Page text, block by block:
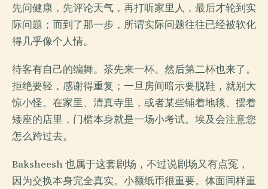
先问健康，先评论天气，再打听家里人，最后才轮到实
际问题；而到了那一步，所谓实际问题往往已经被软化
得几乎像个人情。
待客有自己的编舞。茶先来一杯。然后第二杯也来了。
拒绝要轻，感谢得重复；一旦房间暗示要脱鞋，就别大
惊小怪。在家里、清真寺里，或者某些铺着地毯、摆着
矮座的店里，门槛本身就是一场小考试。埃及会注意您
怎么跨过去。
Baksheesh 也属于这套剧场，不过说剧场又有点冤，
因为交换本身完全真实。小额纸币很重要。体面同样重